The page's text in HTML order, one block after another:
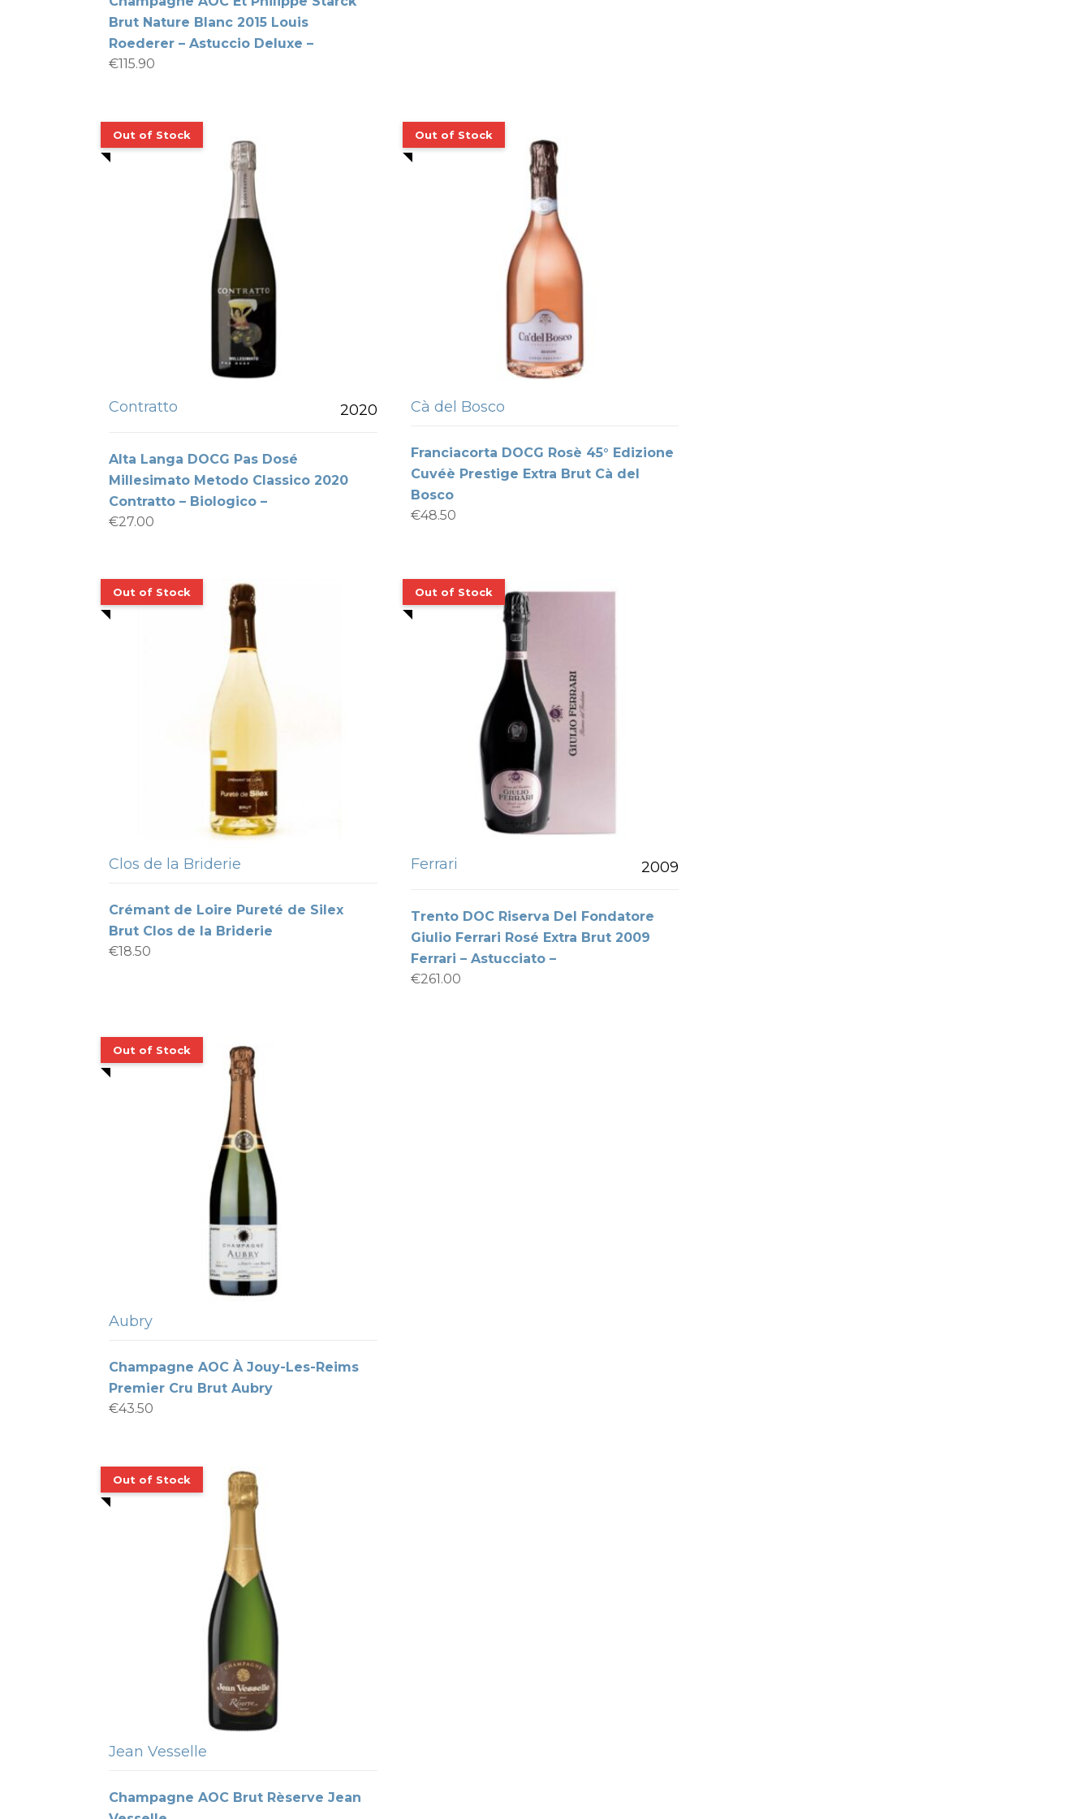
Brut Nature Blanc 2015 Louis
Roederer – Astuccio Deluxe –
€115.90
Contratto 2020
Alta Langa DOCG Pas Dosé
Millesimato Metodo Classico 2020
Contratto – Biologico –
€27.00
Cà del Bosco
Franciacorta DOCG Rosè 45° Edizione
Cuvéè Prestige Extra Brut Cà del
Bosco
€48.50
Clos de la Briderie
Crémant de Loire Pureté de Silex
Brut Clos de la Briderie
€18.50
Ferrari 2009
Trento DOC Riserva Del Fondatore
Giulio Ferrari Rosé Extra Brut 2009
Ferrari – Astucciato –
€261.00
Aubry
Champagne AOC À Jouy-Les-Reims
Premier Cru Brut Aubry
€43.50
Jean Vesselle
Champagne AOC Brut Rèserve Jean